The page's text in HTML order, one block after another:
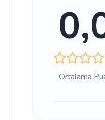
Ortalama